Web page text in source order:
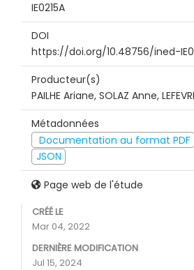
IE0215A
DOI
https://doi.org/10.48756/ined-
Producteur(s)
PAILHE Ariane, SOLAZ Anne,
Métadonnées
Documentation au format PDF
JSON
Page web de l'étude
CRÉÉ LE
Mar 04, 2022
DERNIÈRE MODIFICATION
Jul 15, 2024